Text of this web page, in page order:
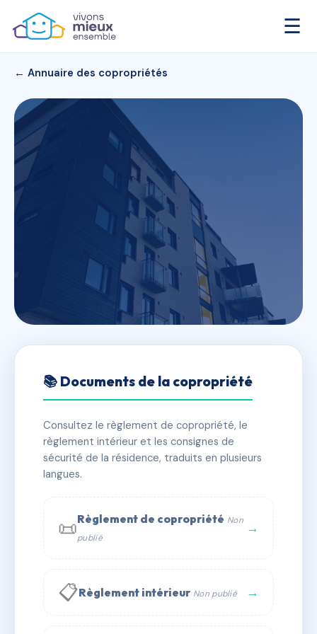
☰
← Annuaire des copropriétés
26 BOEUF
✓ Immatriculée 🏠 9 lots 🏗 1 bâtiment(s)
📞 Contacter Syndic Digital
📚 Documents de la copropriété
Consultez le règlement de copropriété, le
règlement intérieur et les consignes de
sécurité de la résidence, traduits en plusieurs
langues.
📜Règlement de copropriété Non
publié
→
📋Règlement intérieur Non publié →